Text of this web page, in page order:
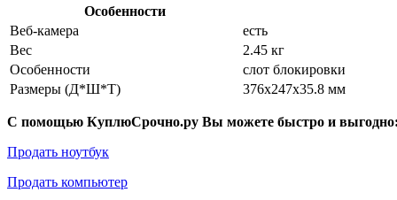
Особенности
Веб-камера
есть
Вес
2.45 кг
Особенности
слот блокировки
Размеры (Д*Ш*Т)
376x247x35.8 мм
С помощью КуплюСрочно.ру Вы можете быстро и
Продать ноутбук
Продать компьютер